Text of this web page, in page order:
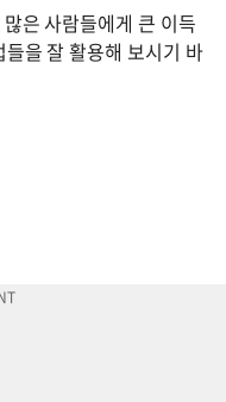
은 사람들에게 큰 이득
을 잘 활용해 보시기 바